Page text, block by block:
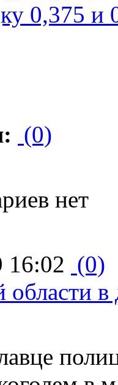
0,375 и
(0)
нет
16:02 (0)
в